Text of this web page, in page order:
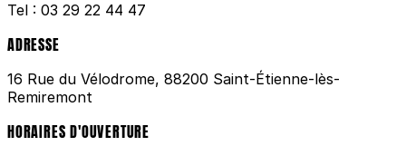
Tel : 03 29 22 44 47
ADRESSE
16 Rue du Vélodrome, 88200 Saint-Étienne-lès-
Remiremont
HORAIRES D'OUVERTURE